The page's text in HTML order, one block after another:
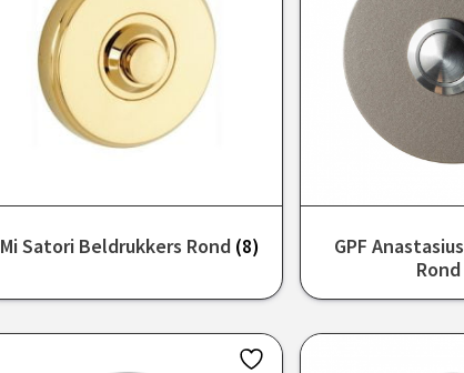
Mi Satori Beldrukkers Rond (8)
GPF
Rond